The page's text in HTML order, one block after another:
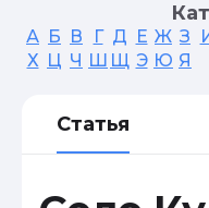
А Б В Г Д Е Ж З
Х Ц Ч Ш Щ Э Ю Я
Статья